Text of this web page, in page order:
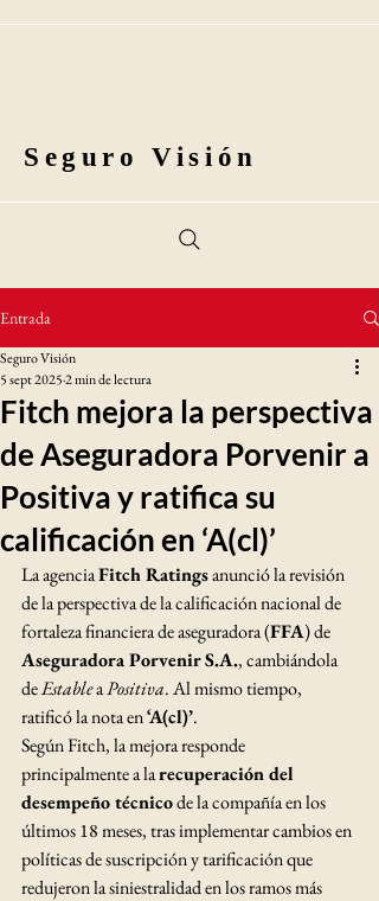
Seguro Visión
Entrada
Fitch mejora la perspectiva
de Aseguradora Porvenir a
Positiva y ratifica su
calificación en ‘A(cl)’
Seguro Visión
5 sept 20252 min de lectura
La agencia Fitch Ratings anunció la revisión
de la perspectiva de la calificación nacional de
fortaleza financiera de aseguradora (FFA) de
Aseguradora Porvenir S.A., cambiándola
de Estable a Positiva. Al mismo tiempo,
ratificó la nota en ‘A(cl)’.
Según Fitch, la mejora responde
principalmente a la recuperación del
desempeño técnico de la compañía en los
últimos 18 meses, tras implementar cambios en
políticas de suscripción y tarificación que
redujeron la siniestralidad en los ramos más